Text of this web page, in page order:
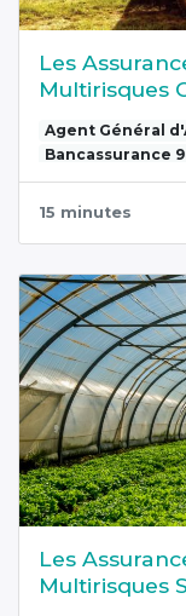
Les
Multirisques
Agent Général
Bancassurance
15 minutes
Les
Multirisques